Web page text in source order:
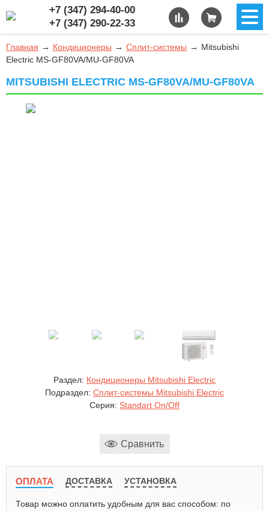
+7 (347) 294-40-00
+7 (347) 290-22-33
Главная Кондиционеры Сплит-системы
Mitsubishi
Electric MS-GF80VA/MU-GF80VA
MITSUBISHI ELECTRIC MS-GF80VA/MU-GF80VA
Раздел: Кондиционеры Mitsubishi Electric
Подраздел: Сплит-системы Mitsubishi Electric
Серия: Standart On/Off
Сравнить
ОПЛАТА ДОСТАВКА УСТАНОВКА
Товар можно оплатить удобным для вас способом: по